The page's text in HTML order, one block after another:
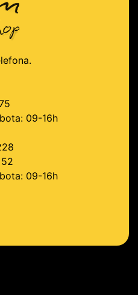
09-16h
09-16h